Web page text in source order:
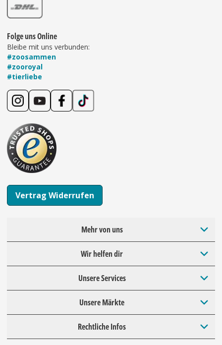
Folge uns Online
Bleibe mit uns verbunden:
#zoosammen
#zooroyal
#tierliebe
Vertrag Widerrufen
Mehr von uns
Wir helfen dir
Unsere Services
Unsere Märkte
Rechtliche Infos